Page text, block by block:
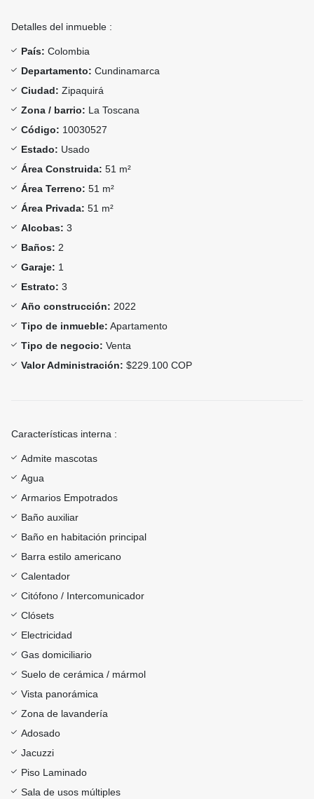
Detalles del inmueble :
País: Colombia
Departamento: Cundinamarca
Ciudad: Zipaquirá
Zona / barrio: La Toscana
Código: 10030527
Estado: Usado
Área Construida: 51 m²
Área Terreno: 51 m²
Área Privada: 51 m²
Alcobas: 3
Baños: 2
Garaje: 1
Estrato: 3
Año construcción: 2022
Tipo de inmueble: Apartamento
Tipo de negocio: Venta
Valor Administración: $229.100 COP
Características interna :
Admite mascotas
Agua
Armarios Empotrados
Baño auxiliar
Baño en habitación principal
Barra estilo americano
Calentador
Citófono / Intercomunicador
Clósets
Electricidad
Gas domiciliario
Suelo de cerámica / mármol
Vista panorámica
Zona de lavandería
Adosado
Jacuzzi
Piso Laminado
Sala de usos múltiples